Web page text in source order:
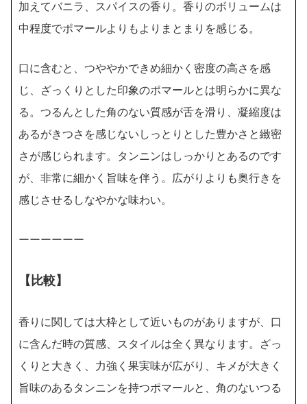
加えてバニラ、スパイスの香り。香りのボリュームは
中程度でポマールよりもよりまとまりを感じる。
口に含むと、つややかできめ細かく密度の高さを感
じ、ざっくりとした印象のポマールとは明らかに異な
る。つるんとした角のない質感が舌を滑り、凝縮度は
あるがきつさを感じないしっとりとした豊かさと緻密
さが感じられます。タンニンはしっかりとあるのです
が、非常に細かく旨味を伴う。広がりよりも奥行きを
感じさせるしなやかな味わい。
ーーーーーー
【比較】
香りに関しては大枠として近いものがありますが、口
に含んだ時の質感、スタイルは全く異なります。ざっ
くりと大きく、力強く果実味が広がり、キメが大きく
旨味のあるタンニンを持つポマールと、角のないつる